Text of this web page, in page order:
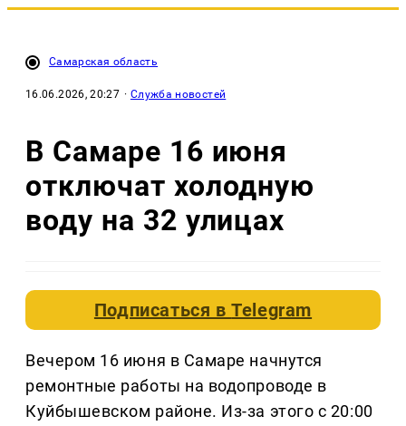
Самарская область
16.06.2026, 20:27 · Служба новостей
В Самаре 16 июня
отключат холодную
воду на 32 улицах
Подписаться вTelegram
Вечером 16 июня в Самаре начнутся
ремонтные работы на водопроводе в
Куйбышевском районе. Из-за этого с 20:00